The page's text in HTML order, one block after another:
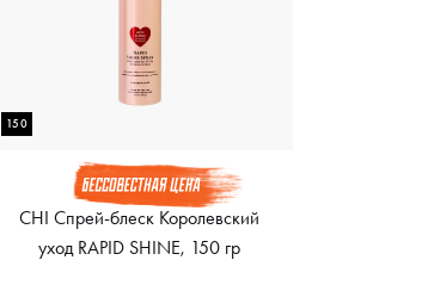
150
CHI Спрей-блеск Королевский
уход RAPID SHINE, 150 гр